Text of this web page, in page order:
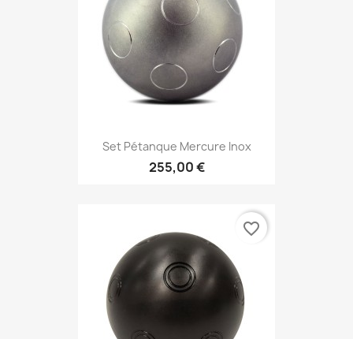
Set Pétanque Mercure Inox
255,00 €
favorite_border